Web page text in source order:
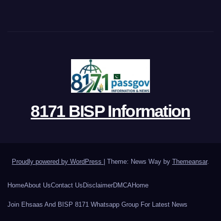
8171 BISP Information
Proudly powered by WordPress | Theme: News Way by Themeansar.
HomeAbout UsContact Us DisclaimerDMCAHome
Join Ehsaas And BISP 8171 Whatsapp Group For Latest News